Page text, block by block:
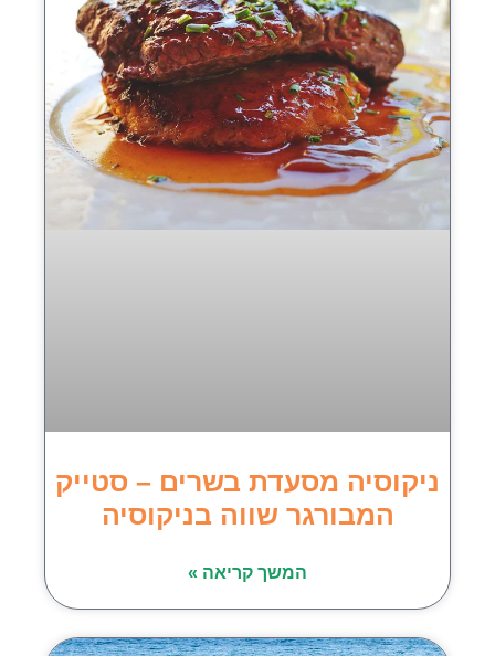
ניקוסיה מסעדת בשרים – סטייק
המבורגר שווה בניקוסיה
המשך קריאה »